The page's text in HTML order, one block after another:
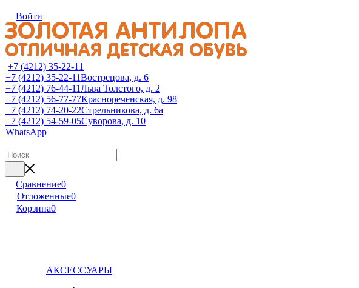
Войти
+7 (4212) 35-22-11
+7 (4212) 35-22-11Вострецова, д. 6
+7 (4212) 76-44-11Льва Толстого, д. 2
+7 (4212) 56-77-77Краснореченская, д. 98
+7 (4212) 74-20-22Стрельникова, д. 6а
+7 (4212) 54-59-05Суворова, д. 10
WhatsApp
Сравнение0
Отложенные0
Корзина0
АКСЕССУАРЫ